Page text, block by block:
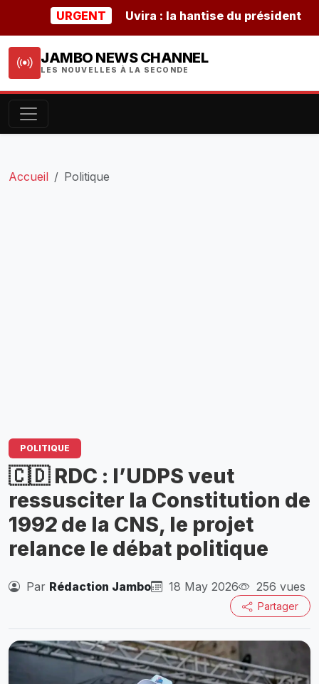
URGENT Uvira : la hantise du président
JAMBO NEWS CHANNEL
LES NOUVELLES À LA SECONDE
Accueil Politique
POLITIQUE
🇨🇩 RDC : l’UDPS veut
ressusciter la Constitution de
1992 de la CNS, le projet
relance le débat politique
Par Rédaction Jambo 18 May 2026 256 vues
Partager